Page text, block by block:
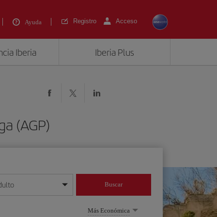
Ayuda Registro Acceso
Iberia Iberia Plus
(AGP)
mes/año
Buscar
Más Económica